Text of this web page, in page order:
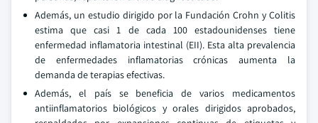
Además, un estudio dirigido por la Fundación Crohn y Colitis
estima que casi 1 de cada 100 estadounidenses tiene
enfermedad inflamatoria intestinal (EII). Esta alta prevalencia
de enfermedades inflamatorias crónicas aumenta la
demanda de terapias efectivas.
Además, el país se beneficia de varios medicamentos
antiinflamatorios biológicos y orales dirigidos aprobados,